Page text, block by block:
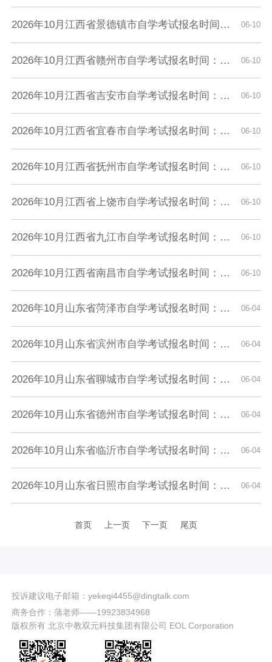
06-10
2026年10月江西省景德镇市自学考试报名时间：6月19日至28日
06-10
2026年10月江西省赣州市自学考试报名时间：6月19日至28日
06-10
2026年10月江西省吉安市自学考试报名时间：6月19日至28日
06-10
2026年10月江西省宜春市自学考试报名时间：6月19日至28日
06-10
2026年10月江西省抚州市自学考试报名时间：6月19日至28日
06-10
2026年10月江西省上饶市自学考试报名时间：6月19日至28日
06-10
2026年10月江西省九江市自学考试报名时间：6月19日至28日
06-10
2026年10月江西省南昌市自学考试报名时间：6月19日至28日
06-04
2026年10月山东省菏泽市自学考试报名时间：6月18日至24日（每天8:30至17:00）
06-04
2026年10月山东省滨州市自学考试报名时间：6月18日至24日（每天8:30至17:00）
06-04
2026年10月山东省聊城市自学考试报名时间：6月18日至24日（每天8:30至17:00）
06-04
2026年10月山东省德州市自学考试报名时间：6月18日至24日（每天8:30至17:00）
06-04
2026年10月山东省临沂市自学考试报名时间：6月18日至24日（每天8:30至17:00）
06-04
​2026年10月山东省日照市自学考试报名时间：6月18日至24日（每天8:30至17:00）
首页 上一页 下一页 尾页
投诉建议电子邮箱：yekeqi4455@dingtalk.com
商务合作：蒲老师——19923834968
版权所有 北京中教双元科技集团有限公司 EOL Corporation